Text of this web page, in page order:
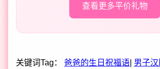
查看更多平价礼物
关键词Tag： 爸爸的生日祝福语 男子汉